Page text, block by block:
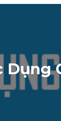
Dụng